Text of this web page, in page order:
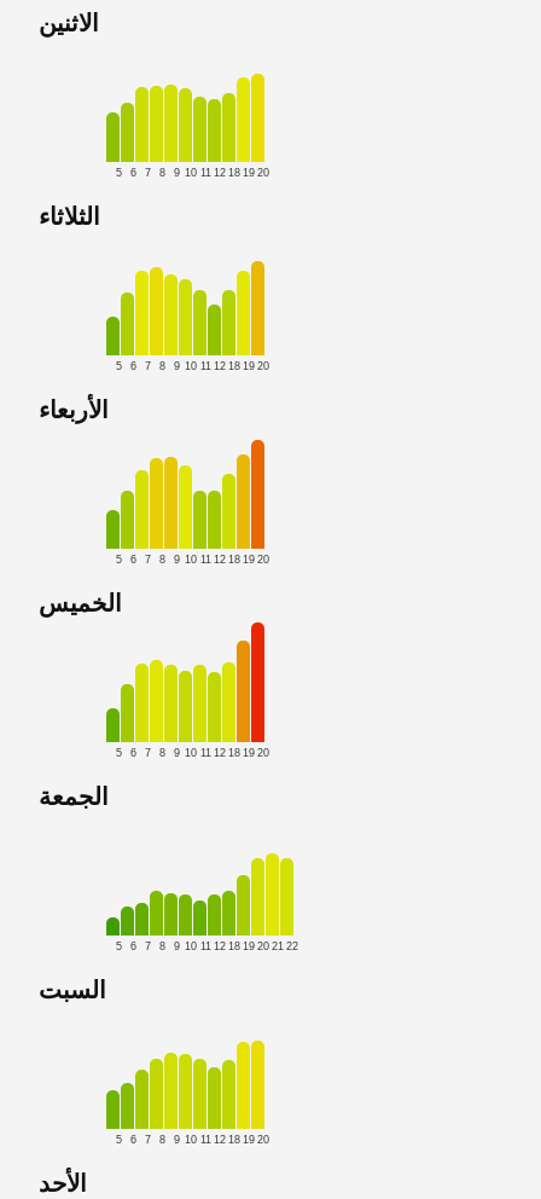
الاثنين
5 6 7 8 9 10 11 12 18 19 20
الثلاثاء
5 6 7 8 9 10 11 12 18 19 20
الأربعاء
5 6 7 8 9 10 11 12 18 19 20
الخميس
5 6 7 8 9 10 11 12 18 19 20
الجمعة
5 6 7 8 9 10 11 12 18 19 20 21 22
السبت
5 6 7 8 9 10 11 12 18 19 20
الأحد